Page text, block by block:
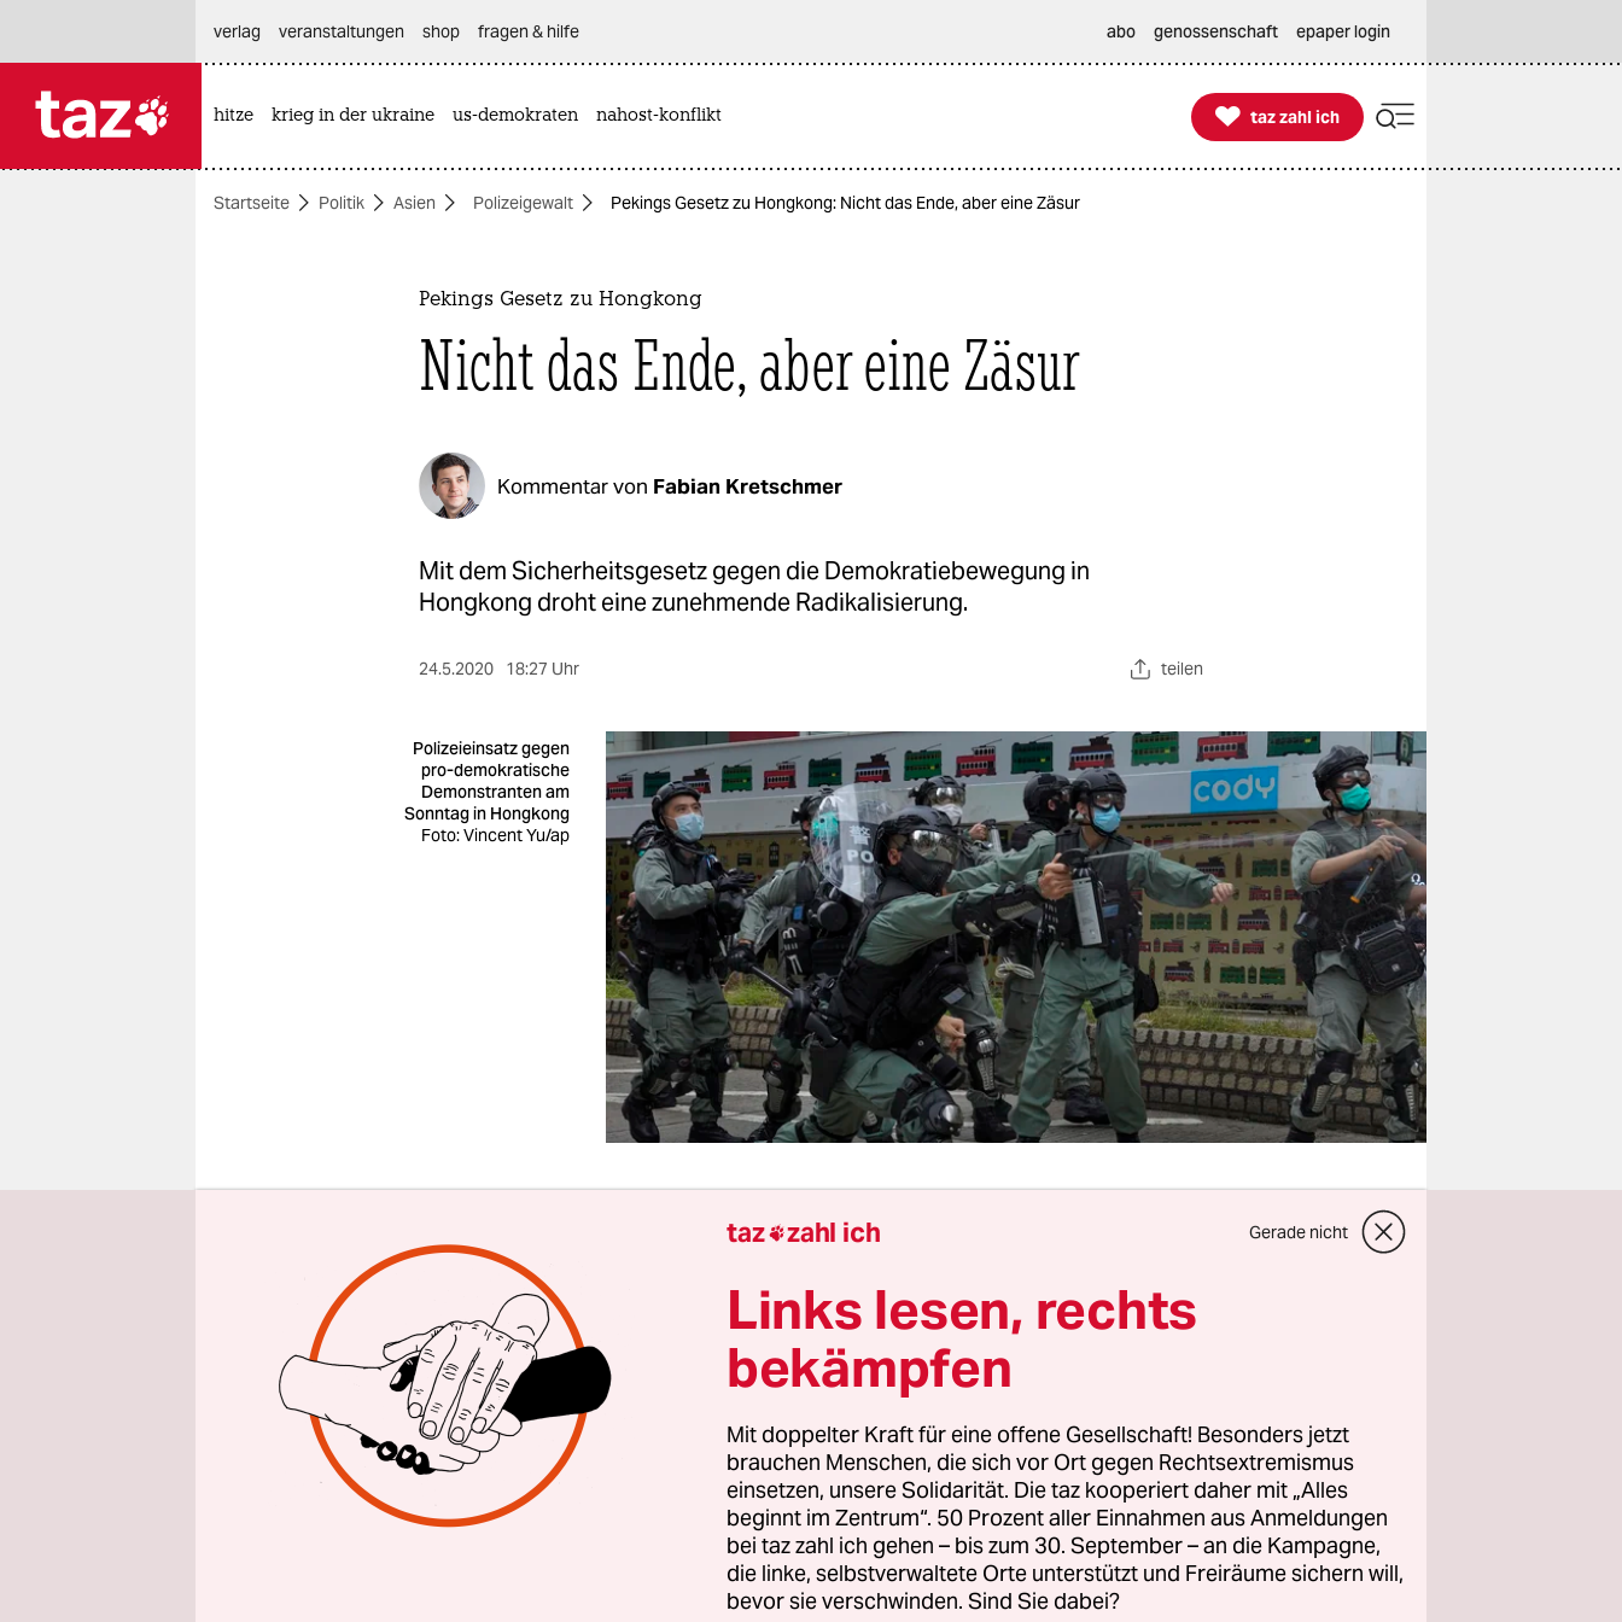
themen
verlag
veranstaltungen shop fragen & hilfe abo genossenschaft epaper login
hitze krieg in der ukraine us-demokraten nahost-konflikt 
taz zahl ich
taz zahl ich
Startseite Politik Asien Polizeigewalt Pekings Gesetz zu Hongkong: Nicht das Ende, aber eine Zäsur
Pekings Gesetz zu Hongkong
Nicht das Ende, aber eine Zäsur
Kommentar von Fabian Kretschmer
Mit dem Sicherheitsgesetz gegen die Demokratiebewegung in
Hongkong droht eine zunehmende Radikalisierung.
24.5.2020 18:27 Uhr teilen
Polizeieinsatz gegen
pro-demokratische
Demonstranten am
Sonntag in Hongkong
Foto: Vincent Yu/ap
F ür Hongkongs Zivilgesellschaft ist das
Sicherheitsgesetz aus Pekingeine Hiobsbotschaft. Für
Beobachter kommt es aber wenig überraschend: Die Übergabe
der einstigen britischen Kolonie im Jahr 1997 hat zweifelsfrei geregelt,
dass Hongkong chinesisches Territorium ist. Das auf Stabilität
bedachte China ist bei Weitem nicht der einzige Staat, der drakonisch
auf systematische Blockaden und Straßenschlachten mit der Polizei
reagieren würde.
Dass bald chinesische Sicherheitskräfte auf Hongkonger Boden
operieren könnten, ist ohne Frage eine Zäsur für das prodemokratische
taz zahl ich Gerade nicht
Links lesen, rechts
bekämpfen
Mit doppelter Kraft für eine offene Gesellschaft! Besonders jetzt
brauchen Menschen, die sich vor Ort gegen Rechtsextremismus
einsetzen, unsere Solidarität. Die taz kooperiert daher mit „Alles
beginnt im Zentrum“. 50 Prozent aller Einnahmen aus Anmeldungen
bei taz zahl ich gehen – bis zum 30. September – an die Kampagne,
die linke, selbstverwaltete Orte unterstützt und Freiräume sichern will,
bevor sie verschwinden. Sind Sie dabei?